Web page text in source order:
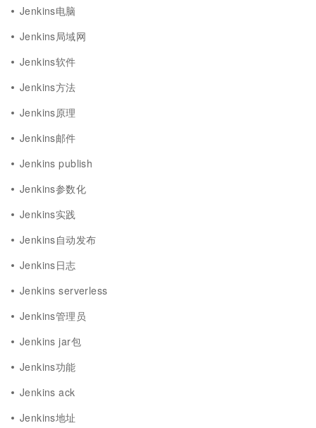
Jenkins电脑
Jenkins局域网
Jenkins软件
Jenkins方法
Jenkins原理
Jenkins邮件
Jenkins publish
Jenkins参数化
Jenkins实践
Jenkins自动发布
Jenkins日志
Jenkins serverless
Jenkins管理员
Jenkins jar包
Jenkins功能
Jenkins ack
Jenkins地址